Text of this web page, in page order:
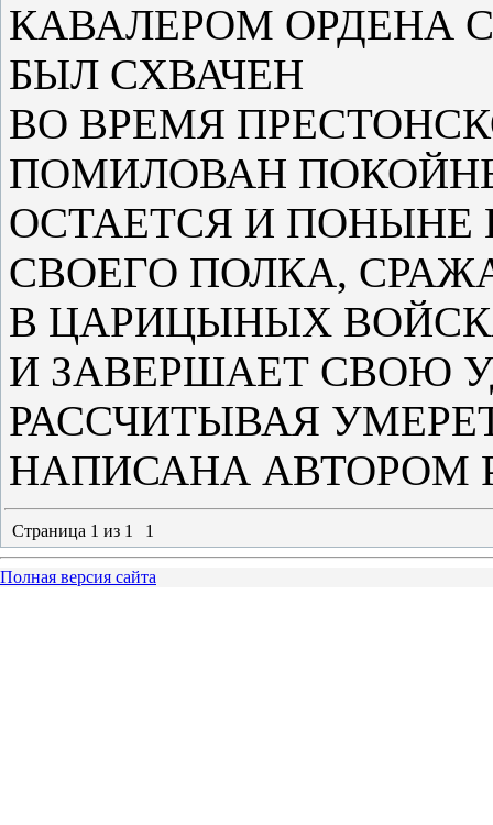
КАВАЛЕРОМ ОРДЕНА
БЫЛ СХВАЧЕН
ВО ВРЕМЯ
ПОМИЛОВАН
ОСТАЕТСЯ И
СВОЕГО ПОЛКА,
В ЦАРИЦЫНЫХ
И ЗАВЕРШАЕТ СВОЮ
РАССЧИТЫВАЯ
НАПИСАНА АВТОРОМ
Страница 1 из 1 1
Полная версия сайта